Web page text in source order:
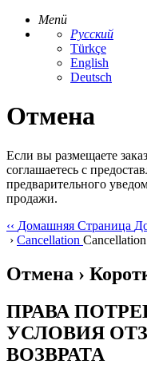
Menü
Русский
Türkçe
English
Deutsch
Отмена
Если вы размещаете
соглашаетесь с
предварительного
продажи.
‹‹ Домашняя Страница
› Cancellation Cancellation
Отмена ›
ПРАВА
УСЛОВИЯ
ВОЗВРАТА